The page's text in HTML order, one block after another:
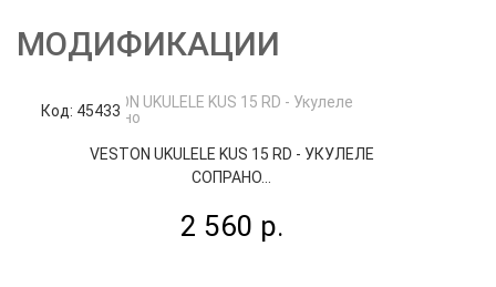
МОДИФИКАЦИИ
Код: 45433
VESTON UKULELE KUS 15 RD - УКУЛЕЛЕ
СОПРАНО...
2 560 р.